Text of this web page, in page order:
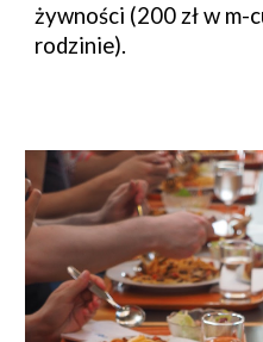
żywności (200 zł w m-
rodzinie).